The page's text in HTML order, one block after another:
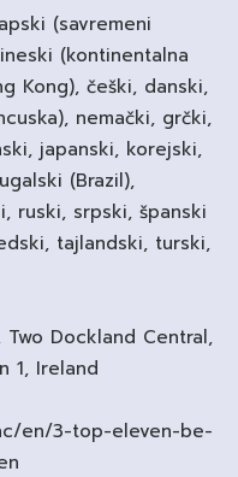
(savremeni
(kontinentalna
Kong), češki, danski,
nemački, grčki,
japanski, korejski,
(Brazil),
ruski, srpski, španski
tajlandski, turski,
Dockland Central,
1, Ireland
en/3-top-eleven-be-